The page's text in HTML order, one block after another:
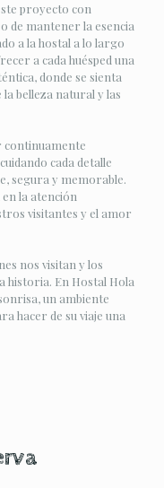
proyecto con
de mantener la esencia
a la hostal a lo largo
a cada huésped una
donde se sienta
belleza natural y las
continuamente
cada detalle
segura y memorable.
la atención
visitantes y el amor
nos visitan y los
historia. En Hostal Hola
un ambiente
hacer de su viaje una